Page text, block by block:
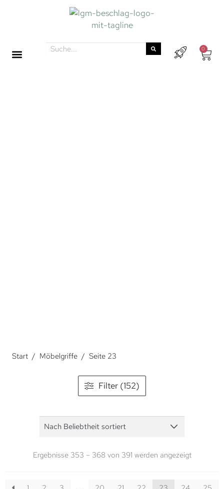
0
Start / Möbelgriffe / Seite 23
Filter (152)
Ergebnisse 353 – 368 von 391 werden angezeigt